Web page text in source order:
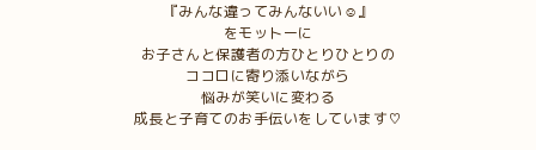
『みんな違ってみんないい☺︎』
をモットーに
お子さんと保護者の方ひとりひとりの
ココロに寄り添いながら
悩みが笑いに変わる
成長と子育てのお手伝いをしています♡